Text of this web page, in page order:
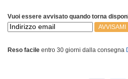
Vuoi essere avvisato quando torna
AVVISAMI
Reso facile entro 30 giorni dalla consegna